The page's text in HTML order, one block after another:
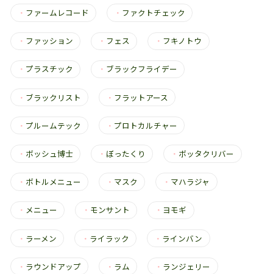
・ ファームレコード ・ ファクトチェック
・ ファッション ・ フェス ・ フキノトウ
・ プラスチック ・ ブラックフライデー
・ ブラックリスト ・ フラットアース
・ プルームテック ・ プロトカルチャー
・ ボッシュ博士 ・ ぼったくり ・ ボッタクリバー
・ ボトルメニュー ・ マスク ・ マハラジャ
・ メニュー ・ モンサント ・ ヨモギ
・ ラーメン ・ ライラック ・ ラインバン
・ ラウンドアップ ・ ラム ・ ランジェリー